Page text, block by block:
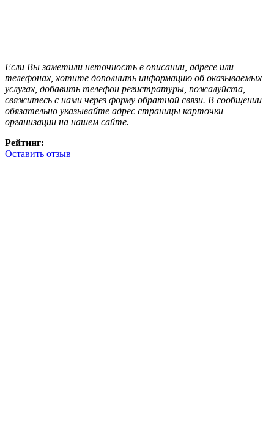
Если Вы заметили неточность в описании, адресе или
телефонах, хотите дополнить информацию об оказываемых
услугах, добавить телефон регистратуры, пожалуйста,
свяжитесь с нами через форму обратной связи. В сообщении
обязательно указывайте адрес страницы карточки
организации на нашем сайте.
Рейтинг:
Оставить отзыв